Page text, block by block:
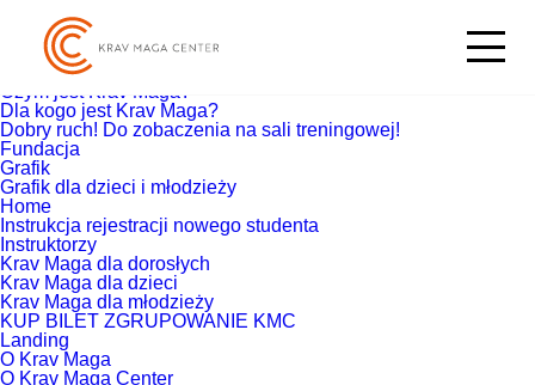
Strony
Co zyskasz trenując Krav Maga?
Czym jest Krav Maga?
Dla kogo jest Krav Maga?
Dobry ruch! Do zobaczenia na sali treningowej!
Fundacja
Grafik
Grafik dla dzieci i młodzieży
Home
Instrukcja rejestracji nowego studenta
Instruktorzy
Krav Maga dla dorosłych
Krav Maga dla dzieci
Krav Maga dla młodzieży
KUP BILET ZGRUPOWANIE KMC
Landing
O Krav Maga
O Krav Maga Center